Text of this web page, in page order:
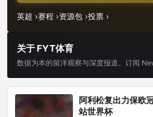
阿利松复出力保欧
站世界杯
英超 ›赛程 ›资源包 ›投票 ›
关于 FYT体育
数据为本的留洋观察与深度报道。订阅